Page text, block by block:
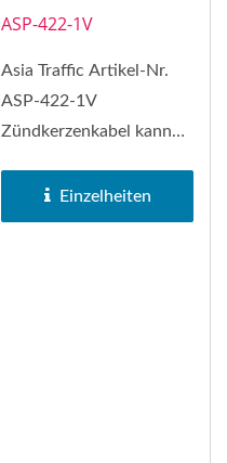
ASP-422-1V
Asia Traffic Artikel-Nr.
ASP-422-1V
Zündkerzenkabel kann
Nr. VD05E ersetzen
Einzelheiten